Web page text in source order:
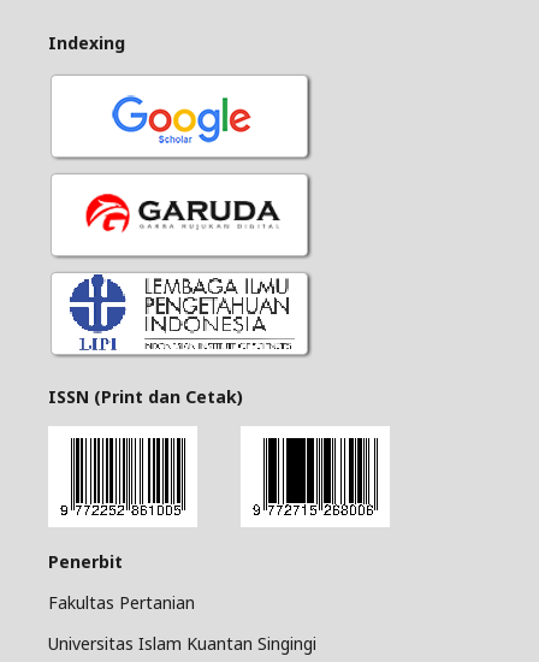
Indexing
ISSN (Print dan Cetak)
Penerbit
Fakultas Pertanian
Universitas Islam Kuantan Singingi